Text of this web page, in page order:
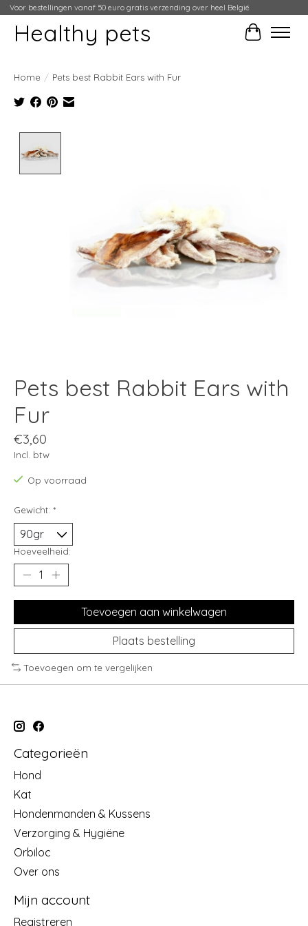
Voor bestellingen vanaf 50 euro gratis verzending over heel België
Healthy pets
Home / Pets best Rabbit Ears with Fur
Pets best Rabbit Ears with
Fur
€3,60
Incl. btw
Op voorraad
Gewicht: *
Hoeveelheid:
Toevoegen aan winkelwagen
Plaats bestelling
Toevoegen om te vergelijken
Categorieën
Hond
Kat
Hondenmanden & Kussens
Verzorging & Hygiëne
Orbiloc
Over ons
Mijn account
Registreren